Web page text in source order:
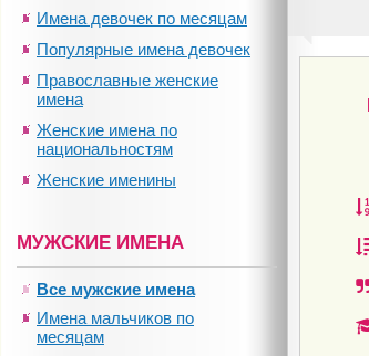
Имена девочек по месяцам
Популярные имена девочек
Православные женские
имена
Женские имена по
национальностям
Женские именины
МУЖСКИЕ ИМЕНА
Все мужские имена
Имена мальчиков по
месяцам